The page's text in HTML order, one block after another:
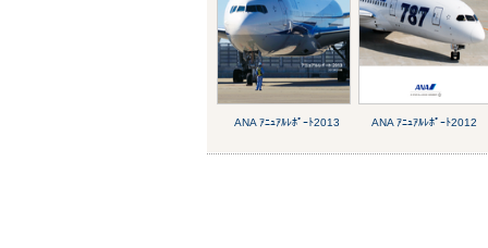
ANA ｱﾆｭｱﾙﾚﾎﾟｰﾄ2013 ANA ｱﾆｭｱﾙﾚﾎﾟｰﾄ2012